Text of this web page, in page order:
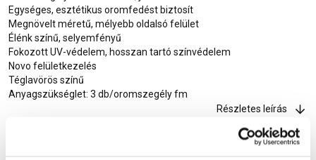
Egységes, esztétikus oromfedést biztosít
Megnövelt méretű, mélyebb oldalsó felület
Élénk színű, selyemfényű
Fokozott UV-védelem, hosszan tartó színvédelem
Novo felületkezelés
Téglavörös színű
Anyagszükséglet: 3 db/oromszegély fm
Részletes leírás